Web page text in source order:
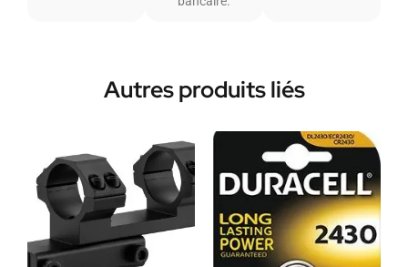
Autres produits liés